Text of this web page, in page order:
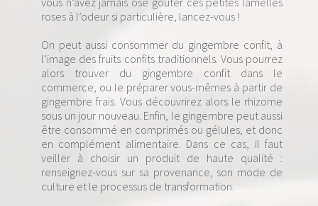
roses à l’odeur si particulière, lancez-vous !
On peut aussi consommer du gingembre confit, à
l’image des fruits confits traditionnels. Vous pourrez
alors trouver du gingembre confit dans le
commerce, ou le préparer vous-mêmes à partir de
gingembre frais. Vous découvrirez alors le rhizome
sous un jour nouveau. Enfin, le gingembre peut aussi
être consommé en comprimés ou gélules, et donc
en complément alimentaire. Dans ce cas, il faut
veiller à choisir un produit de haute qualité :
renseignez-vous sur sa provenance, son mode de
culture et le processus de transformation.